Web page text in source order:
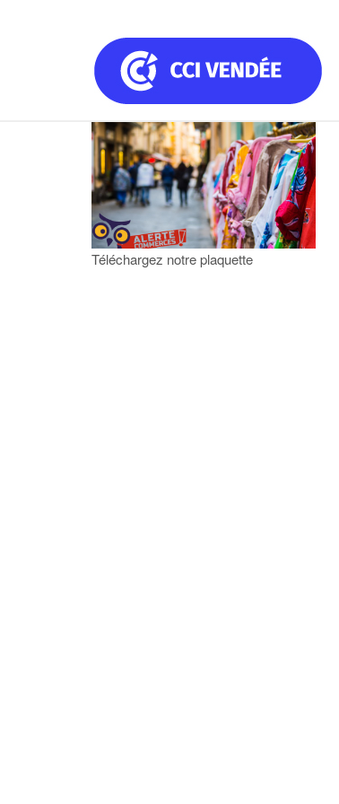
Téléchargez notre plaquette